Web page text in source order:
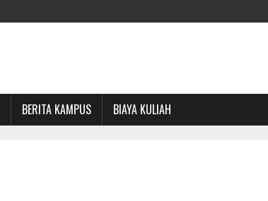
BERITA KAMPUS BIAYA KULIAH